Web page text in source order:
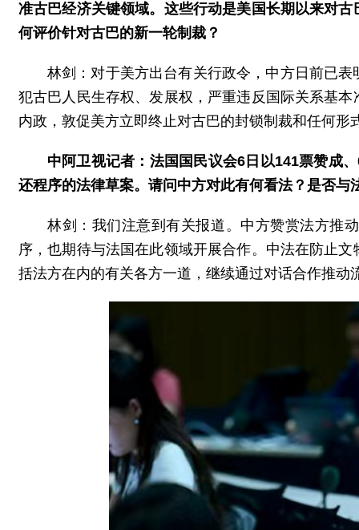
准古巴经济关键领域。这些行动是美国长期以来对
何评价针对古巴的新一轮制裁？
林剑：对于美方出台有关行政令，中方日前已
犯古巴人民生存权、发展权，严重违反国际关系基
内政，敦促美方立即终止对古巴的封锁制裁和任何形
中阿卫视记者：法国国民议会6日以141票赞成
还程序的法律草案。请问中方对此有何看法？是否
林剑：我们注意到有关报道。中方赞赏法方推
序，也期待与法国在此领域开展合作。中法在防止
括法方在内的有关各方一道，继续通过对话合作推